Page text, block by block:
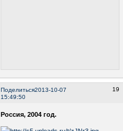
Поделиться 19
2013-10-07
15:49:50
Россия, 2004 год.